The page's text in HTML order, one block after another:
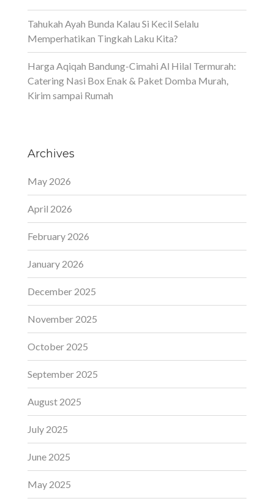
Tahukah Ayah Bunda Kalau Si Kecil Selalu
Memperhatikan Tingkah Laku Kita?
Harga Aqiqah Bandung-Cimahi Al Hilal Termurah:
Catering Nasi Box Enak & Paket Domba Murah,
Kirim sampai Rumah
Archives
May 2026
April 2026
February 2026
January 2026
December 2025
November 2025
October 2025
September 2025
August 2025
July 2025
June 2025
May 2025